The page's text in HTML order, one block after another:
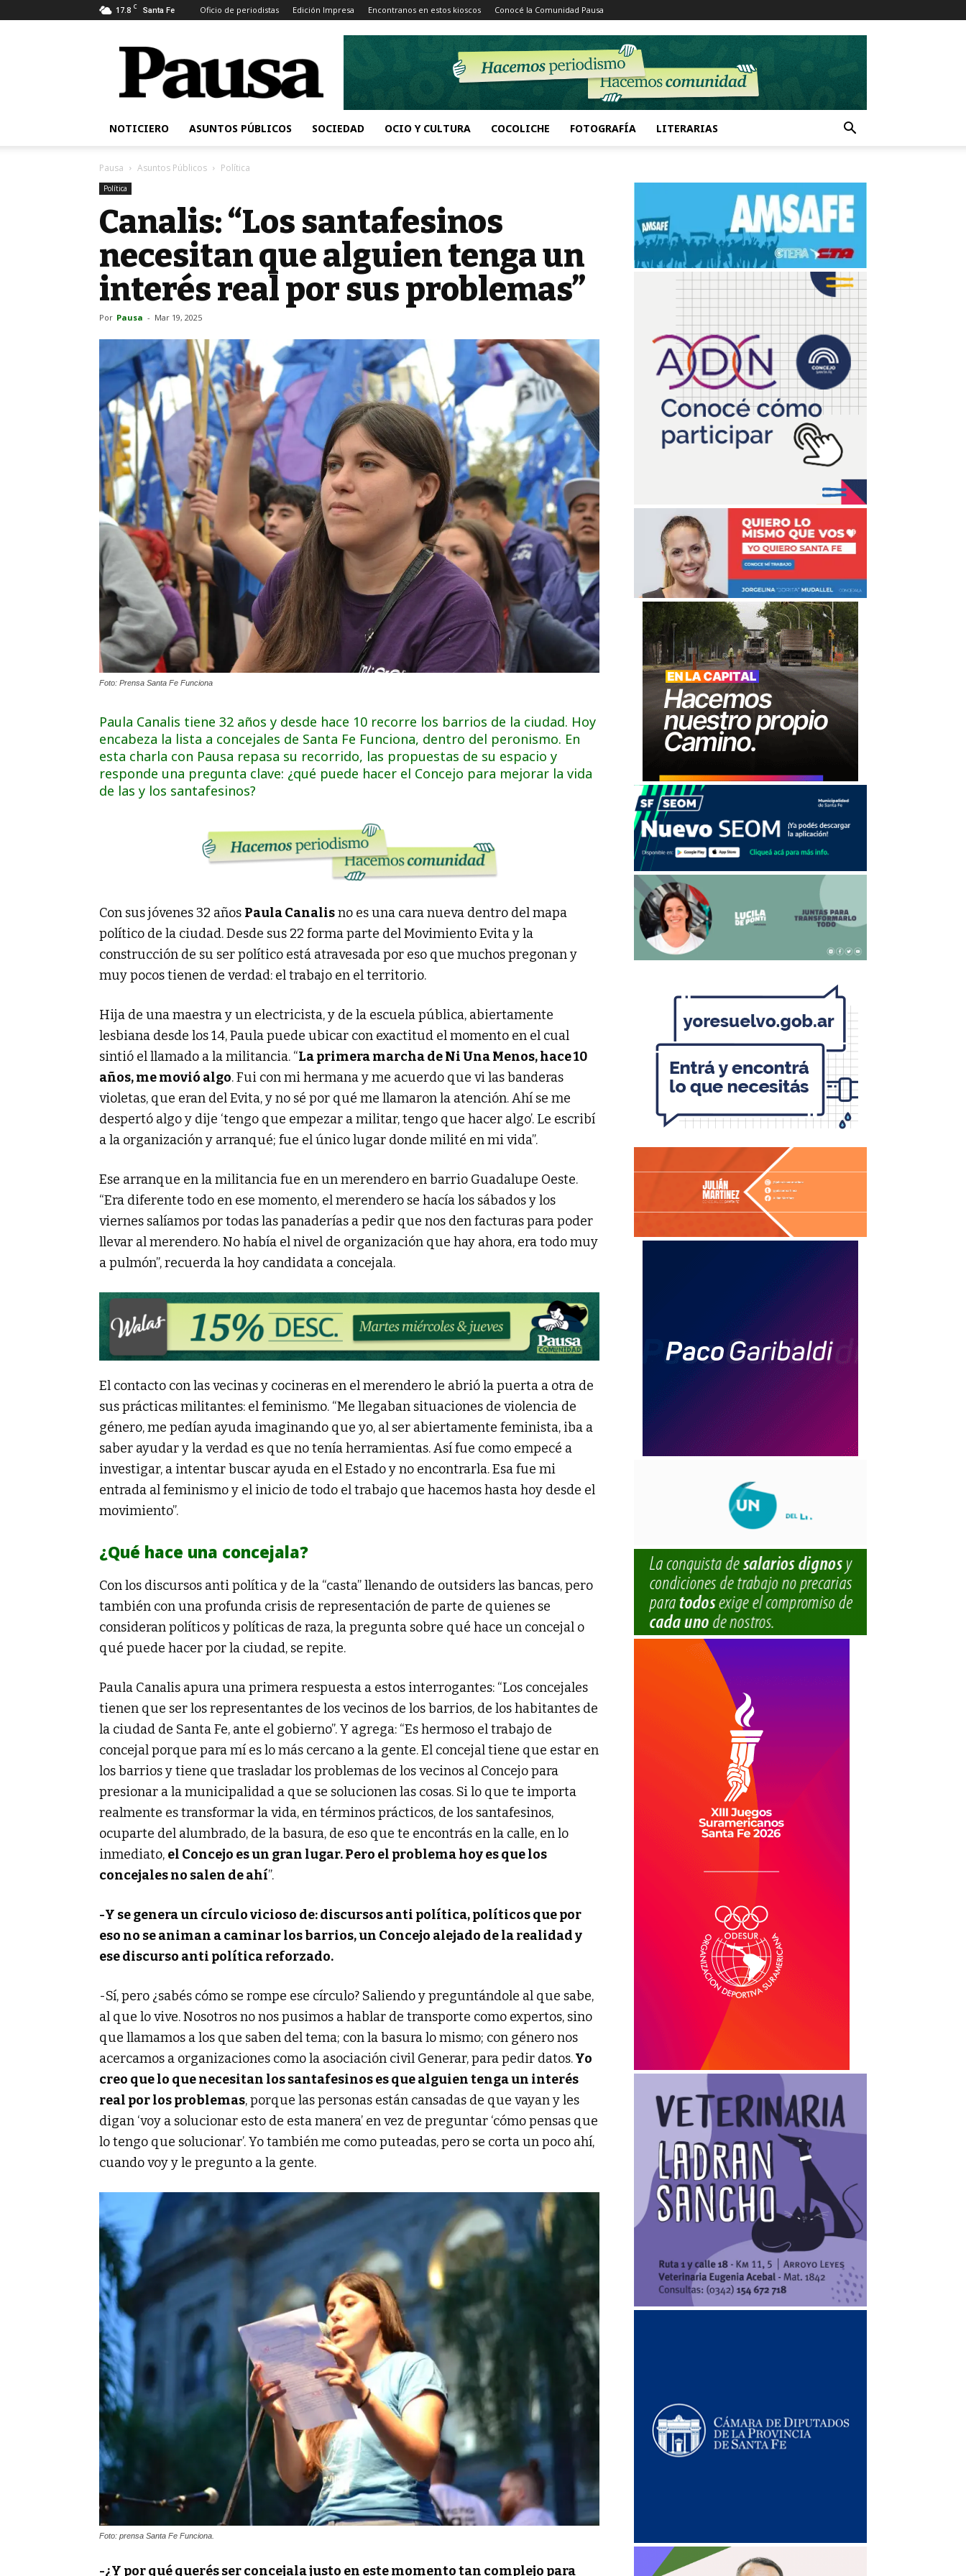
17.8 C Santa Fe Oficio de periodistas Edición Impresa Encontranos en estos kioscos Conocé la Comunidad Pausa
Pausa
NOTICIERO ASUNTOS PÚBLICOS SOCIEDAD OCIO Y CULTURA COCOLICHE FOTOGRAFÍA LITERARIAS
Pausa Asuntos Públicos Política
Política
Canalis: “Los santafesinos
necesitan que alguien tenga un
interés real por sus problemas”
Por Pausa - Mar 19, 2025
Foto: Prensa Santa Fe Funciona
Paula Canalis tiene 32 años y desde hace 10 recorre los barrios de la ciudad. Hoy
encabeza la lista a concejales de Santa Fe Funciona, dentro del peronismo. En
esta charla con Pausa repasa su recorrido, las propuestas de su espacio y
responde una pregunta clave: ¿qué puede hacer el Concejo para mejorar la vida
de las y los santafesinos?
Con sus jóvenes 32 años Paula Canalisno es una cara nueva dentro del mapa
político de la ciudad. Desde sus 22 forma parte del Movimiento Evita y la
construcción de su ser político está atravesada por eso que muchos pregonan y
muy pocos tienen de verdad: el trabajo en el territorio.
Hija de una maestra y un electricista, y de la escuela pública, abiertamente
lesbiana desde los 14, Paula puede ubicar con exactitud el momento en el cual
sintió el llamado a la militancia. “La primera marcha de Ni Una Menos, hace 10
años, me movió algo. Fui con mi hermana y me acuerdo que vi las banderas
violetas, que eran del Evita, y no sé por qué me llamaron la atención. Ahí se me
despertó algo y dije ‘tengo que empezar a militar, tengo que hacer algo’. Le escribí
a la organización y arranqué; fue el único lugar donde milité en mi vida”.
Ese arranque en la militancia fue en un merendero en barrio Guadalupe Oeste.
“Era diferente todo en ese momento, el merendero se hacía los sábados y los
viernes salíamos por todas las panaderías a pedir que nos den facturas para poder
llevar al merendero. No había el nivel de organización que hay ahora, era todo muy
a pulmón”, recuerda la hoy candidata a concejala.
El contacto con las vecinas y cocineras en el merendero le abrió la puerta a otra de
sus prácticas militantes: el feminismo. “Me llegaban situaciones de violencia de
género, me pedían ayuda imaginando que yo, al ser abiertamente feminista, iba a
saber ayudar y la verdad es que no tenía herramientas. Así fue como empecé a
investigar, a intentar buscar ayuda en el Estado y no encontrarla. Esa fue mi
entrada al feminismo y el inicio de todo el trabajo que hacemos hasta hoy desde el
movimiento”.
¿Qué hace una concejala?
Con los discursos anti política y de la “casta” llenando de outsiders las bancas, pero
también con una profunda crisis de representación de parte de quienes se
consideran políticos y políticas de raza, la pregunta sobre qué hace un concejal o
qué puede hacer por la ciudad, se repite.
Paula Canalis apura una primera respuesta a estos interrogantes: “Los concejales
tienen que ser los representantes de los vecinos de los barrios, de los habitantes de
la ciudad de Santa Fe, ante el gobierno”. Y agrega: “Es hermoso el trabajo de
concejal porque para mí es lo más cercano a la gente. El concejal tiene que estar en
los barrios y tiene que trasladar los problemas de los vecinos al Concejo para
presionar a la municipalidad a que se solucionen las cosas. Si lo que te importa
realmente es transformar la vida, en términos prácticos, de los santafesinos,
ocuparte del alumbrado, de la basura, de eso que te encontrás en la calle, en lo
inmediato, el Concejo es un gran lugar. Pero el problema hoy es que los
concejales no salen de ahí”.
-Y se genera un círculo vicioso de: discursos anti política, políticos que por
eso no se animan a caminar los barrios, un Concejo alejado de la realidad y
ese discurso anti política reforzado.
-Sí, pero ¿sabés cómo se rompe ese círculo? Saliendo y preguntándole al que sabe,
al que lo vive. Nosotros no nos pusimos a hablar de transporte como expertos, sino
que llamamos a los que saben del tema; con la basura lo mismo; con género nos
acercamos a organizaciones como la asociación civil Generar, para pedir datos.Yo
creo que lo que necesitan los santafesinos es que alguien tenga un interés
real por los problemas, porque las personas están cansadas de que vayan y les
digan ‘voy a solucionar esto de esta manera’ en vez de preguntar ‘cómo pensas que
lo tengo que solucionar’. Yo también me como puteadas, pero se corta un poco ahí,
cuando voy y le pregunto a la gente.
Foto: prensa Santa Fe Funciona.
-¿Y por qué querés ser concejala justo en este momento tan complejo para